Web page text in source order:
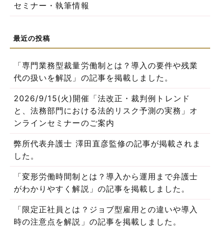
セミナー・執筆情報
「専門業務型裁量労働制とは？導入の要件や残業
代の扱いを解説」の記事を掲載しました。
2026/9/15(火)開催「法改正・裁判例トレンド
と、法務部門における法的リスク予測の実務」オ
ンラインセミナーのご案内
弊所代表弁護士 澤田直彦監修の記事が掲載されま
した。
「変形労働時間制とは？導入から運用まで弁護士
がわかりやすく解説」の記事を掲載しました。
「限定正社員とは？ジョブ型雇用との違いや導入
時の注意点を解説」の記事を掲載しました。